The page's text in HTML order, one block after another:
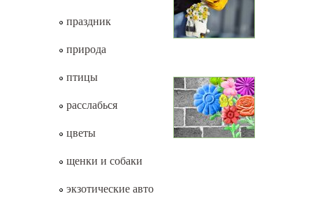
праздник
природа
птицы
расслабься
цветы
щенки и собаки
экзотические авто